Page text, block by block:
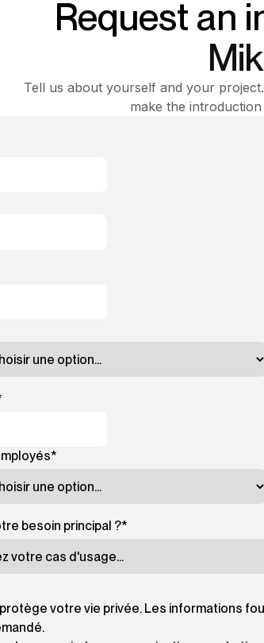
Request an
Tell us about yourself and your
make the
*
besoin principal ?*
votre vie privée. Les informations